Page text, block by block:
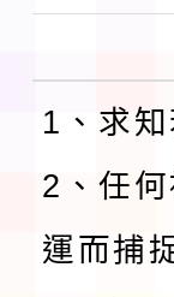
1、求
2、任
運而捕